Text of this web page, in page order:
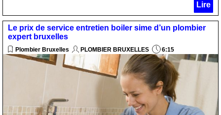
Lire
Le prix de service entretien boiler sime d’un plombier
expert bruxelles
Plombier Bruxelles PLOMBIER BRUXELLES 6:15